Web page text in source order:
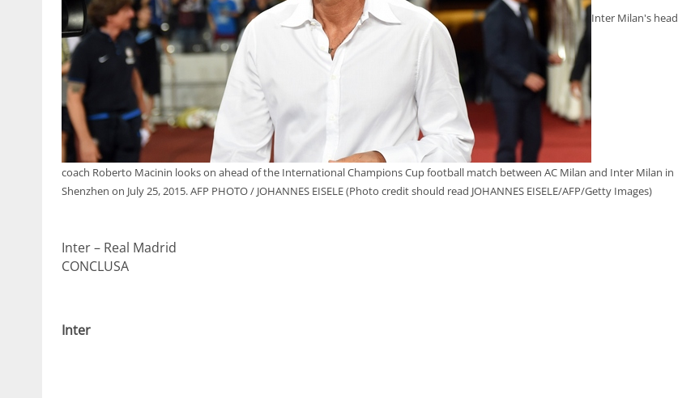
Inter Milan's head
coach Roberto Macinin looks on ahead of the International Champions Cup football match between AC Milan and Inter Milan in
Shenzhen on July 25, 2015. AFP PHOTO / JOHANNES EISELE (Photo credit should read JOHANNES EISELE/AFP/Getty Images)
Inter – Real Madrid
CONCLUSA
Inter